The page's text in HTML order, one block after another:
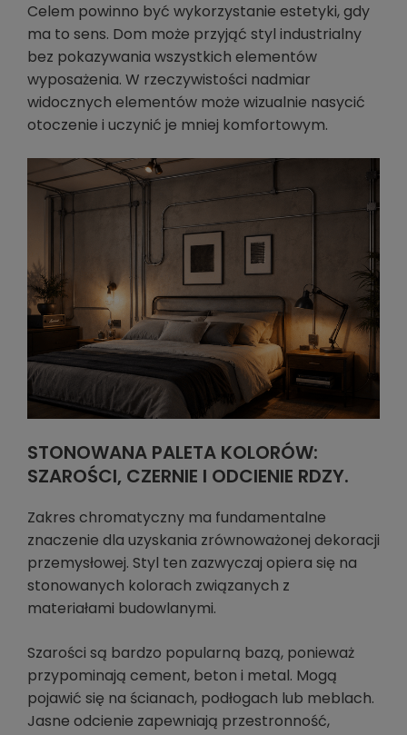
Celem powinno być wykorzystanie estetyki, gdy
ma to sens. Dom może przyjąć styl industrialny
bez pokazywania wszystkich elementów
wyposażenia. W rzeczywistości nadmiar
widocznych elementów może wizualnie nasycić
otoczenie i uczynić je mniej komfortowym.
STONOWANA PALETA KOLORÓW:
SZAROŚCI, CZERNIE I ODCIENIE RDZY.
Zakres chromatyczny ma fundamentalne
znaczenie dla uzyskania zrównoważonej dekoracji
przemysłowej. Styl ten zazwyczaj opiera się na
stonowanych kolorach związanych z
materiałami budowlanymi.
Szarości są bardzo popularną bazą, ponieważ
przypominają cement, beton i metal. Mogą
pojawić się na ścianach, podłogach lub meblach.
Jasne odcienie zapewniają przestronność,